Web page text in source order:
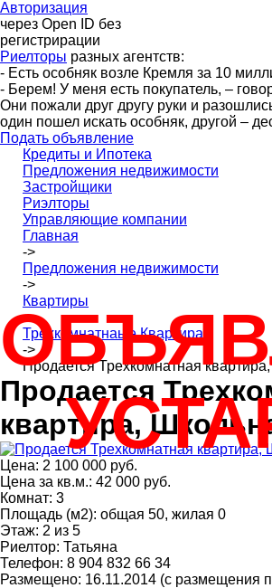
Авторизация
через Open ID без
регистрирации
Риелторы разных агентств:
- Есть особняк возле Кремля за 10
- Берем! У меня есть покупатель, –
Они пожали друг другу руки и
один пошел искать особняк, другой –
Подать объявление
Кредиты и Ипотека
Предложения недвижимости
Застройщики
Риэлторы
Управляющие компании
Главная
->
Предложения недвижимости
->
Квартиры
->
Трехкомнатнаые Квартира
->
Продается Трехкомнатная
Продается
квартира,
Цена: 2 100 000 руб.
Цена за кв.м.: 42 000 руб.
Комнат: 3
Площадь (м2): общая 50, жилая 0
Этаж: 2 из 5
Риелтор: Татьяна
Телефон: 8 904 832 66 34
Размещено: 16.11.2014 (с размещения